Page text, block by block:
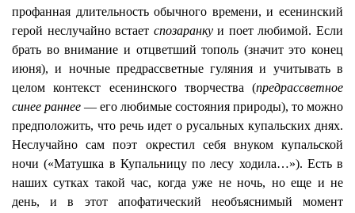
профанная длительность обычного времени, и есенинский
герой неслучайно встает спозаранкуи поет любимой. Если
брать во внимание и отцветший тополь (значит это конец
июня), и ночные предрассветные гуляния и учитывать в
целом контекст есенинского творчества (предрассветное
синее раннее — его любимые состояния природы), то можно
предположить, что речь идет о русальных купальских днях.
Неслучайно сам поэт окрестил себя внуком купальской
ночи («Матушка в Купальницу по лесу ходила…»). Есть в
наших сутках такой час, когда уже не ночь, но еще и не
день, и в этот апофатический необъяснимый момент